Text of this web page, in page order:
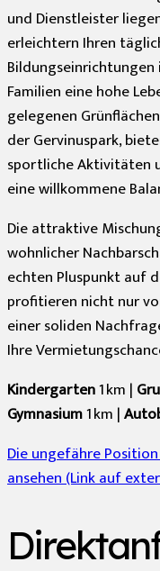
und Dienstleister
erleichtern Ihren
Familien eine hohe
gelegenen
der Gervinuspark,
sportliche Aktivitäten
eine willkommene
Die attraktive
wohnlicher
echten Pluspunkt auf
profitieren nicht nur
einer soliden
Ihre
Kindergarten1 km |
Gymnasium1 km |
Die ungefähre
ansehen (Link auf